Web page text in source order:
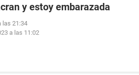
y estoy embarazada
las 21:34
a las 11:02